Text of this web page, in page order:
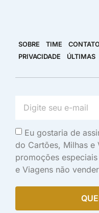
SOBRE TIME
PRIVACIDADE
ÚLTIMAS
Eu gostaria de
do Cartões, Milhas e
promoções
e Viagens não